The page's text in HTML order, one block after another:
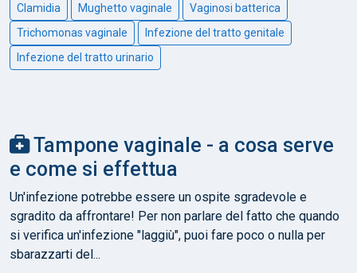
Clamidia Mughetto vaginale
Vaginosi batterica
Trichomonas vaginale
Infezione del tratto genitale
Infezione del tratto urinario
Tampone vaginale - a cosa serve
e come si effettua
Un'infezione potrebbe essere un ospite sgradevole e
sgradito da affrontare! Per non parlare del fatto che quando
si verifica un'infezione "laggiù", puoi fare poco o nulla per
sbarazzarti del...